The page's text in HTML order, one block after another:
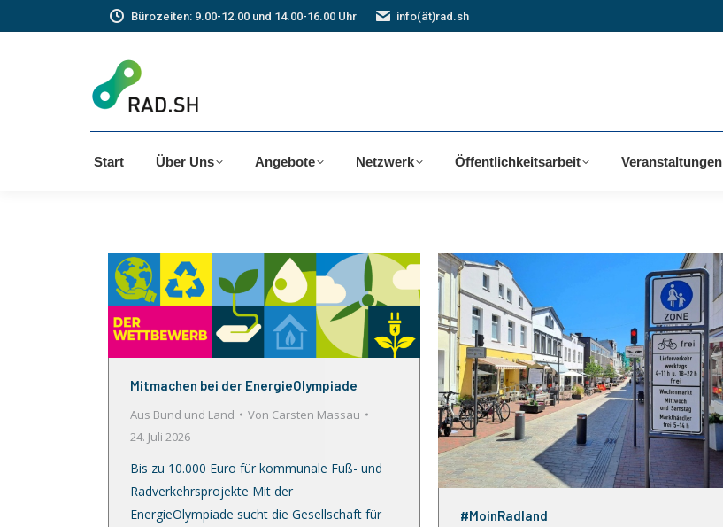
Bürozeiten: 9.00-12.00 und 14.00-16.00 Uhr info(ät)rad.sh
Start Über Uns Angebote Netzwerk Öffentlichkeitsarbeit Veranstaltungen
Mitmachen bei der EnergieOlympiade
Aus Bund und Land
Von Carsten Massau
24. Juli 2026
Bis zu 10.000 Euro für kommunale Fuß- und
Radverkehrsprojekte Mit der
EnergieOlympiade sucht die Gesellschaft für
#MoinRadland